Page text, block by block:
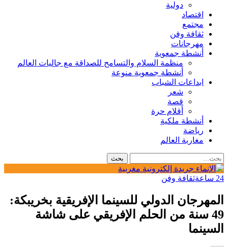
دولية
اقتصاد
مجتمع
ثقافة وفن
مهرجانات
أنشطة جمعوية
منظمة السلام والتسامح للصداقة مع جاليات العالم
أنشطة جمعوية منوعة
ابداعات الشباب
شعر
قصة
أقلام حرة
أنشطة ملكية
رياضة
مغاربة العالم
24 ساعة ثقافة وفن
المهرجان الدولي للسينما الإفريقية بخريبكة:
49 سنة من الحلم الإفريقي على شاشة
السينما